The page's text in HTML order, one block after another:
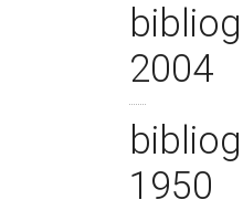
2004
1950